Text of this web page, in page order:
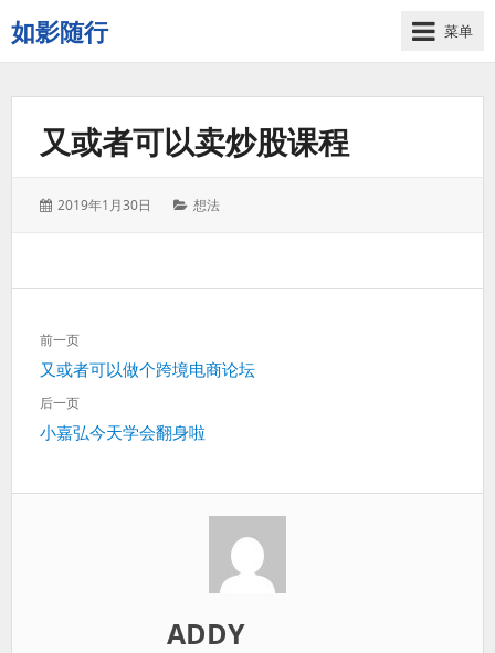
如影随行
如
果
么
的，
菜单
又或者可以卖炒股课程
发
2019年1月30日
分
想法
文
章
导
航
前一页
上
一
又或者可以做个跨境电商论坛
后一页
下
小嘉弘今天学会翻身啦
ADDY